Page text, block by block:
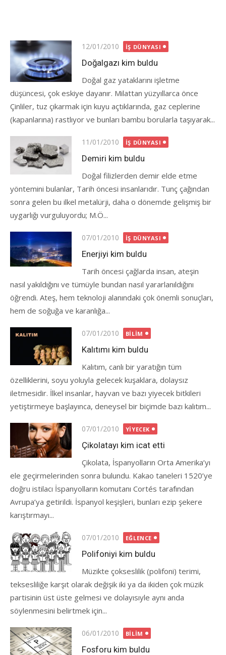
Posted
on
12/01/2010 İŞ DÜNYASI
Doğalgazı kim buldu
Doğal gaz yataklarını işletme
düşüncesi, çok eskiye dayanır. Milattan yüzyıllarca önce
Çinliler, tuz çıkarmak için kuyu açtıklarında, gaz ceplerine
(kapanlarına) rastlıyor ve bunları bambu borularla taşıyarak...
Posted
on
11/01/2010 İŞ DÜNYASI
Demiri kim buldu
Doğal filizlerden demir elde etme
yöntemini bulanlar, Tarih öncesi insanlarıdır. Tunç çağından
sonra gelen bu ilkel metalürji, daha o dönemde gelişmiş bir
uygarlığı vurguluyordu; M.Ö...
Posted
on
07/01/2010 İŞ DÜNYASI
Enerjiyi kim buldu
Tarih öncesi çağlarda insan, ateşin
nasıl yakıldığını ve tümüyle bundan nasıl yararlanıldığını
öğrendi. Ateş, hem teknoloji alanındaki çok önemli sonuçları,
hem de soğuğa ve karanlığa...
Posted
on
07/01/2010 BILIM
Kalıtımı kim buldu
Kalıtım, canlı bir yaratığın tüm
özelliklerini, soyu yoluyla gelecek kuşaklara, dolaysız
iletmesidir. İlkel insanlar, hayvan ve bazı yiyecek bitkileri
yetiştirmeye başlayınca, deneysel bir biçimde bazı kalıtım...
Posted
on
07/01/2010 YIYECEK
Çikolatayı kim icat etti
Çikolata, İspanyolların Orta Amerika’yı
ele geçirmelerinden sonra bulundu. Kakao taneleri 1520’ye
doğru istilacı İspanyolların komutanı Cortés tarafından
Avrupa’ya getirildi. İspanyol keşişleri, bunları ezip şekere
karıştırmayı...
Posted
on
07/01/2010 EĞLENCE
Polifoniyi kim buldu
Müzikte çokseslilik (polifoni) terimi,
teksesliliğe karşıt olarak değişik iki ya da ikiden çok müzik
partisinin üst üste gelmesi ve dolayısıyle aynı anda
söylenmesini belirtmek için...
Posted
on
06/01/2010 BILIM
Fosforu kim buldu